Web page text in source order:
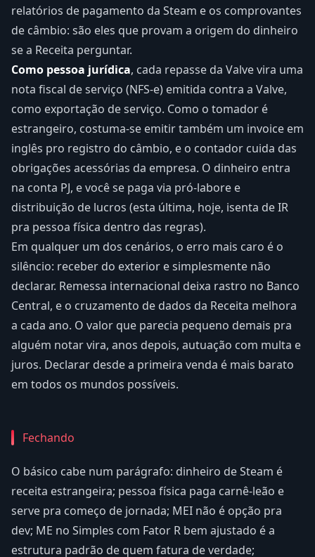
relatórios de pagamento da Steam e os comprovantes
de câmbio: são eles que provam a origem do dinheiro
se a Receita perguntar.
Como pessoa jurídica, cada repasse da Valve vira uma
nota fiscal de serviço (NFS-e) emitida contra a Valve,
como exportação de serviço. Como o tomador é
estrangeiro, costuma-se emitir também um invoice em
inglês pro registro do câmbio, e o contador cuida das
obrigações acessórias da empresa. O dinheiro entra
na conta PJ, e você se paga via pró-labore e
distribuição de lucros (esta última, hoje, isenta de IR
pra pessoa física dentro das regras).
Em qualquer um dos cenários, o erro mais caro é o
silêncio: receber do exterior e simplesmente não
declarar. Remessa internacional deixa rastro no Banco
Central, e o cruzamento de dados da Receita melhora
a cada ano. O valor que parecia pequeno demais pra
alguém notar vira, anos depois, autuação com multa e
juros. Declarar desde a primeira venda é mais barato
em todos os mundos possíveis.
Fechando
O básico cabe num parágrafo: dinheiro de Steam é
receita estrangeira; pessoa física paga carnê-leão e
serve pra começo de jornada; MEI não é opção pra
dev; ME no Simples com Fator R bem ajustado é a
estrutura padrão de quem fatura de verdade;